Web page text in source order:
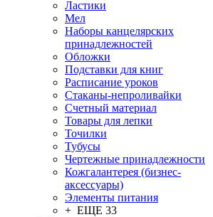
Ластики
Мел
Наборы канцелярских
принадлежностей
Обложки
Подставки для книг
Расписание уроков
Стаканы-непроливайки
Счетный материал
Товары для лепки
Точилки
Тубусы
Чертежные принадлежности
Кожгалантерея (бизнес-
аксессуары)
Элементы питания
+ ЕЩЕ 33